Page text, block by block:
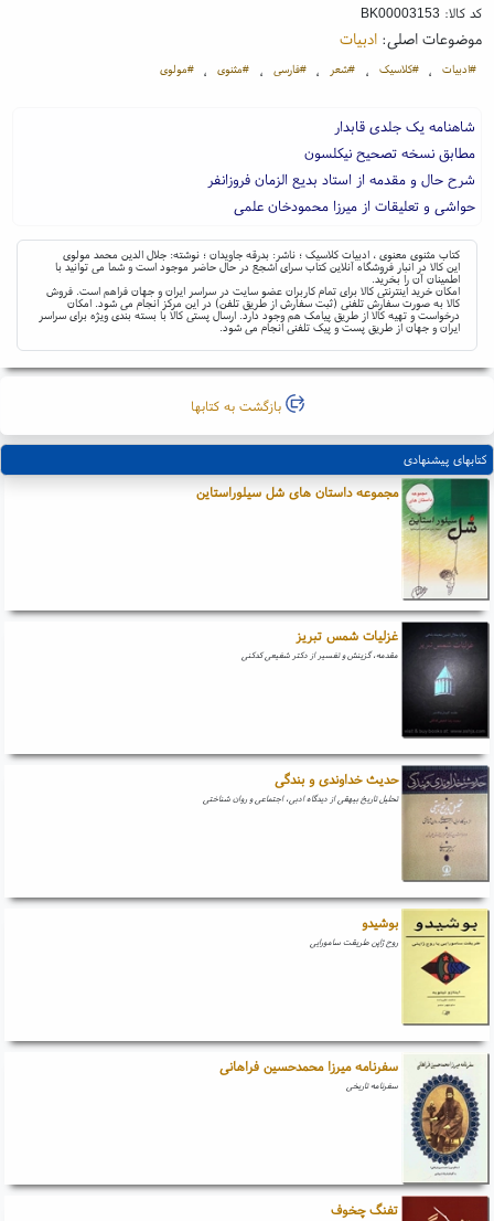
کد کالا: BK00003153
موضوعات اصلی:ادبیات
#ادبیات ، #کلاسیک ، #شعر ، #فارسی ، #مثنوی ، #مولوی
شاهنامه یک جلدی قابدار
مطابق نسخه تصحیح نیکلسون
شرح حال و مقدمه از استاد بدیع الزمان فروزانفر
حواشی و تعلیقات از میرزا محمودخان علمی
کتاب مثنوی معنوی ، ادبیات کلاسیک ؛ ناشر: بدرقه جاویدان ؛ نوشته: جلال الدین محمد مولوی
این کالا در انبار فروشگاه آنلاین کتاب سرای اشجع در حال حاضر موجود است و شما می توانید با
اطمینان آن را بخرید.
امکان خرید اینترنتی کالا برای تمام کاربران عضو سایت در سراسر ایران و جهان فراهم است. فروش
کالا به صورت سفارش تلفنی (ثبت سفارش از طریق تلفن) در این مرکز انجام می شود. امکان
درخواست و تهیه کالا از طریق پیامک هم وجود دارد. ارسال پستی کالا با بسته بندی ویژه برای سراسر
ایران و جهان از طریق پست و پیک تلفنی انجام می شود.
بازگشت به کتابها
کتابهای پیشنهادی
مجموعه داستان های شل سیلوراستاین
غزلیات شمس تبریز
مقدمه، گزینش و تفسیر از دکتر شفیعی کدکنی
حدیث خداوندی و بندگی
تحلیل تاریخ بیهقی از دیدگاه ادبی، اجتماعی و روان شناختی
بوشیدو
روح ژاپن طریقت سامورایی
سفرنامه میرزا محمدحسین فراهانی
سفرنامه تاریخی
تفنگ چخوف